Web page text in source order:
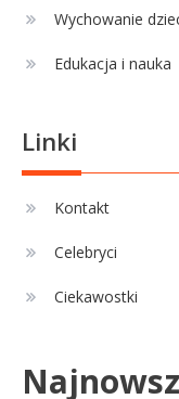
Wychowanie
Edukacja i nauka
Linki
Kontakt
Celebryci
Ciekawostki